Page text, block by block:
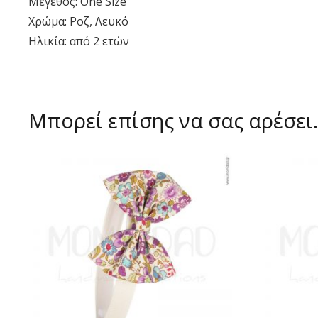
Χρώμα: Ροζ, Λευκό
Ηλικία: από 2 ετών
Μπορεί επίσης να σας